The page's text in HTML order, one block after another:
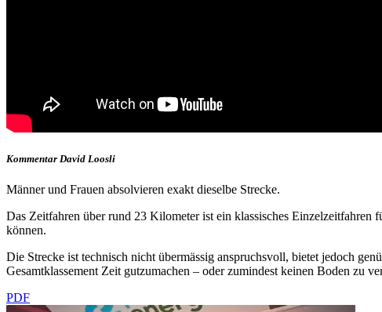
Kommentar David Loosli
Männer und Frauen absolvieren exakt dieselbe Strecke.
Das Zeitfahren über rund 23 Kilometer ist ein klassisches Einzelzeitfahren
können.
Die Strecke ist technisch nicht übermässig anspruchsvoll, bietet jedoch
Gesamtklassement Zeit gutzumachen – oder zumindest keinen Boden zu
PDF